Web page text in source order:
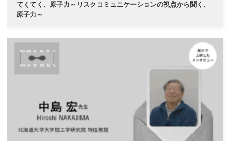
てくてく、原子力～リスクコミュニケーションの視点から聞く、
原子力～